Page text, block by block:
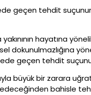
geçen tehdit
hayatına
dokunulmazlığına
geçen tehdit
büyük bir zarara
bahisle